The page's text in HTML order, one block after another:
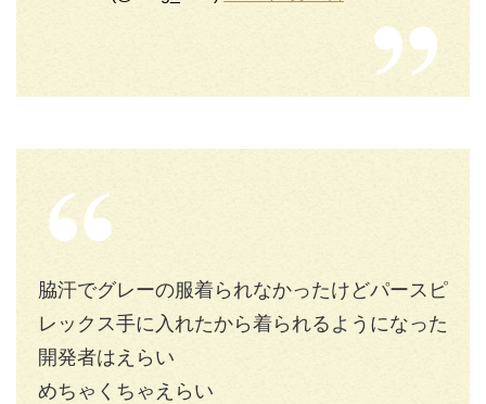
脇汗でグレーの服着られなかったけどパースピ
レックス手に入れたから着られるようになった
開発者はえらい
めちゃくちゃえらい